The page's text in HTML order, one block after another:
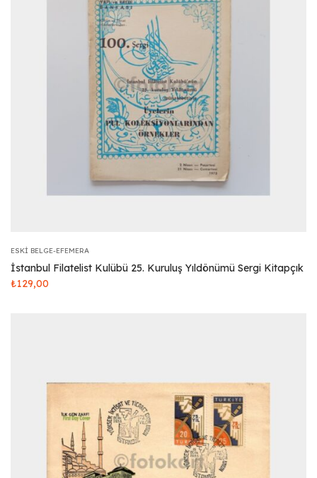
ESKI BELGE-EFEMERA
İstanbul Filatelist Kulübü 25. Kuruluş Yıldönümü Sergi Kitapçık
₺129,00